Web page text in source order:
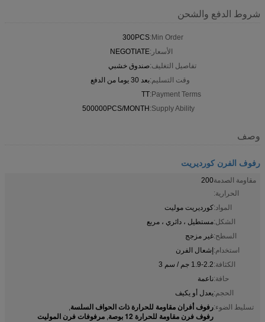
شروط الدفع والشحن
Min Order:
300PCS
الأسعار:NEGOTIATE
تفاصيل التغليف:صندوق خشبي
وقت التسليم:بعد 30 يوما من الدفع
Payment Terms:
TT
Supply Ability:
500000PCS/MONTH
وصف
رفوف الفرن كورديريت
مقاومة الصدمة
الحرارية:
200
المواد:كورديريت موليت
الشكل:مستطيل ، دائري ، مربع
السطح:غير مزجج
استخدام:إشعال الفرن
الكثافة:1.9-2.2 جم / سم 3
حافة:ناعمة
الحجم:يعدل أو يكيف
تسليط الضوء:رفوف أفران مقاومة للحرارة ذات الحواف السلسة,
رفوف فرن مقاومة للحرارة 12 بوصة , مرفوفات فرن الموليت